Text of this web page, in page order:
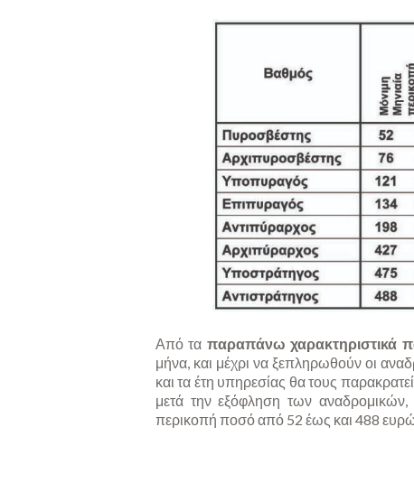
Από τα παραπάνω χαρακτηριστικά
μήνα, και μέχρι να ξεπληρωθούν οι
και τα έτη υπηρεσίας θα τους
μετά την εξόφληση των
περικοπή ποσό από 52 έως και 488